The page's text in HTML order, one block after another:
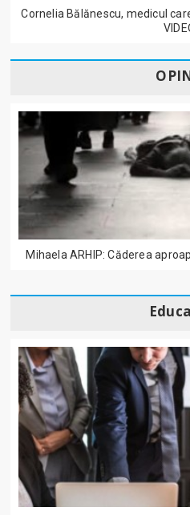
Cornelia Bălănescu, medicul
Mihaela ARHIP: Căderea